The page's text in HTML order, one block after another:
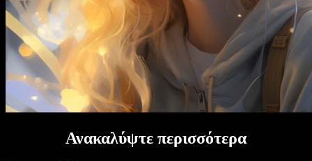
Ανακαλύψτε περισσότερα